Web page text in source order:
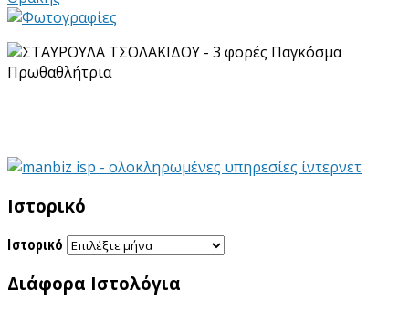
Ιστορικό
Ιστορικό
Διάφορα Ιστολόγια